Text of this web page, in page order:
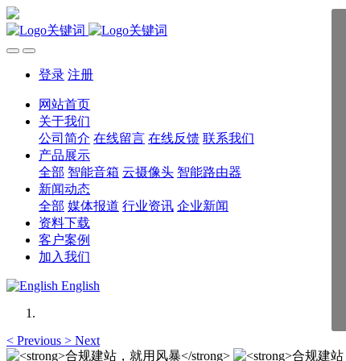
登录 注册
网站首页
关于我们
公司简介 在线留言 在线反馈 联系我们
产品展示
全部 智能音箱 云摄像头 智能路由器
新闻动态
全部 媒体报道 行业资讯 企业新闻
资料下载
客户案例
加入我们
English
< Previous > Next